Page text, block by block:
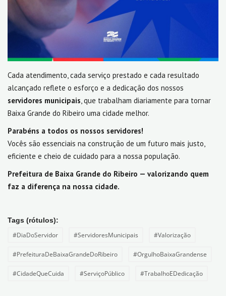
Cada atendimento, cada serviço prestado e cada resultado
alcançado reflete o esforço e a dedicação dos nossos
servidores municipais , que trabalham diariamente para tornar
Baixa Grande do Ribeiro uma cidade melhor.
Parabéns a todos os nossos servidores!
Vocês são essenciais na construção de um futuro mais justo,
eficiente e cheio de cuidado para a nossa população.
Prefeitura de Baixa Grande do Ribeiro — valorizando quem
faz a diferença na nossa cidade.
Tags (rótulos):
#DiaDoServidor #ServidoresMunicipais #Valorização
#PrefeituraDeBaixaGrandeDoRibeiro #OrgulhoBaixaGrandense
#CidadeQueCuida #ServiçoPúblico #TrabalhoEDedicação